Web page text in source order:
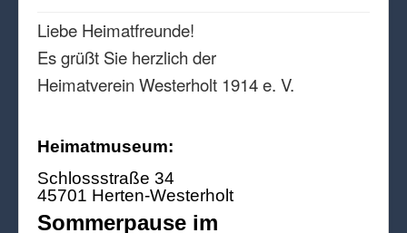
Liebe Heimatfreunde!
Es grüßt Sie herzlich der
Heimatverein Westerholt 1914 e. V.
Heimatmuseum:
Schlossstraße 34
45701 Herten-Westerholt
Sommerpause im